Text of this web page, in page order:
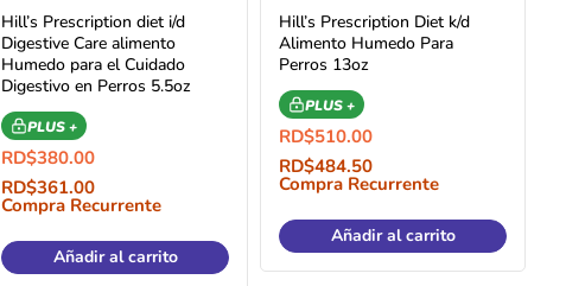
Hill’s Prescription diet i/d
Digestive Care alimento
Humedo para el Cuidado
Digestivo en Perros 5.5oz
PLUS +
RD$380.00
RD$361.00
Compra Recurrente
Añadir al carrito
Hill’s Prescription Diet k/d
Alimento Humedo Para
Perros 13oz
PLUS +
RD$510.00
RD$484.50
Compra Recurrente
Añadir al carrito